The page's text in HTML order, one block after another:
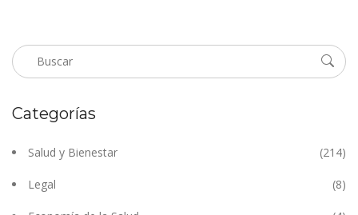
Categorías
Salud y Bienestar (214)
Legal (8)